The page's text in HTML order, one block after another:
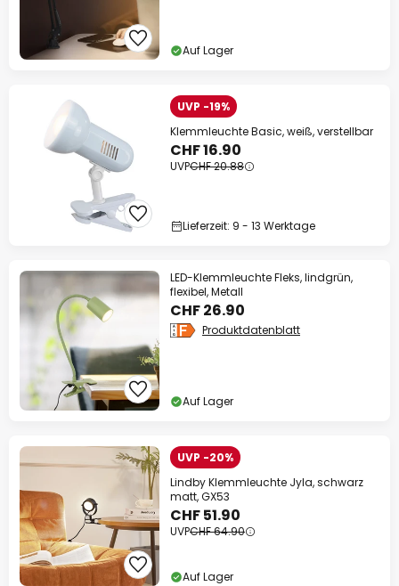
Auf Lager
UVP -19%
Klemmleuchte Basic, weiß, verstellbar
CHF 16.90
UVPCHF 20.88
Lieferzeit: 9 - 13 Werktage
LED-Klemmleuchte Fleks, lindgrün,
flexibel, Metall
CHF 26.90
Produktdatenblatt
Auf Lager
UVP -20%
Lindby Klemmleuchte Jyla, schwarz
matt, GX53
CHF 51.90
UVPCHF 64.90
Auf Lager